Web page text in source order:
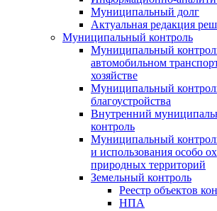
Муниципальный долг
Актуальная редакция
Муниципальный контроль
Муниципальный
автомобильном
хозяйстве
Муниципальный
благоустройства
Внутренний
контроль
Муниципальный
и использования особо
природных территорий
Земельный контроль
Реестр объектов
НПА